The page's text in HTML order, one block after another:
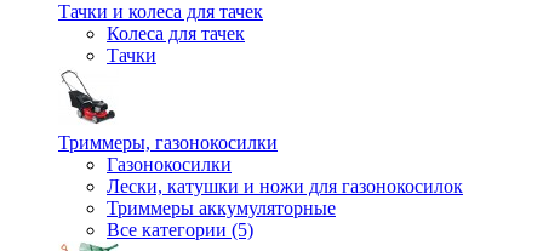
Тачки и колеса для тачек
Колеса для тачек
Тачки
Триммеры, газонокосилки
Газонокосилки
Лески, катушки и ножи для газонокосилок
Триммеры аккумуляторные
Все категории (5)